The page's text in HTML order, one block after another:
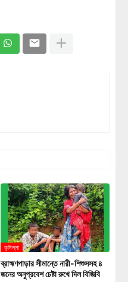
কুমিল্লা
ব্রাহ্মণপাড়ার সীমান্তে নারী-শিশুসসহ ৪
জনের অনুপ্রবেশ চেষ্টা রুখে দিল বিজিবি